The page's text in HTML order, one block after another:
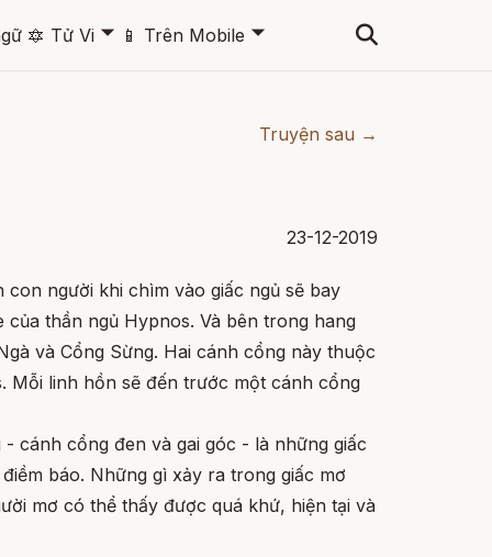
🔯 Tử Vi 🞃 📱 Trên Mobile 🞃
Truyện sau →
23-12-2019
người khi chìm vào giấc ngủ sẽ bay
thần ngủ Hypnos. Và bên trong hang
và Cổng Sừng. Hai cánh cổng này thuộc
Mỗi linh hồn sẽ đến trước một cánh cổng
cánh cổng đen và gai góc - là những giấc
báo. Những gì xảy ra trong giấc mơ
mơ có thể thấy được quá khứ, hiện tại và